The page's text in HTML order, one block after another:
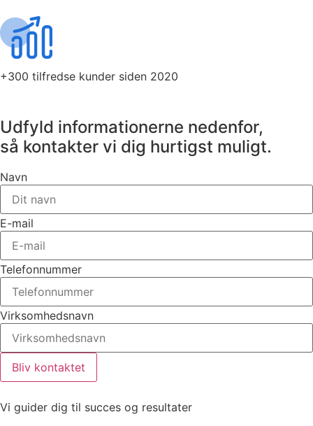
+300 tilfredse kunder siden 2020
Udfyld informationerne nedenfor,
så kontakter vi dig hurtigst muligt.
Navn
E-mail
Telefonnummer
Virksomhedsnavn
Bliv kontaktet
Vi guider dig til succes og resultater